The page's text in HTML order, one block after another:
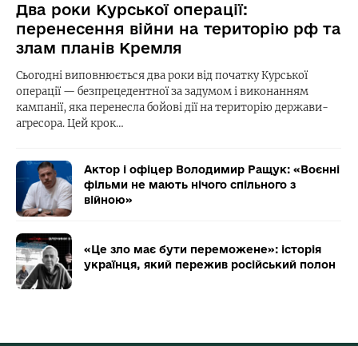
Два роки Курської операції:
перенесення війни на територію рф та
злам планів Кремля
Сьогодні виповнюється два роки від початку Курської
операції — безпрецедентної за задумом і виконанням
кампанії, яка перенесла бойові дії на територію держави-
агресора. Цей крок…
Актор і офіцер Володимир Ращук: «Воєнні
фільми не мають нічого спільного з
війною»
«Це зло має бути переможене»: історія
українця, який пережив російський полон